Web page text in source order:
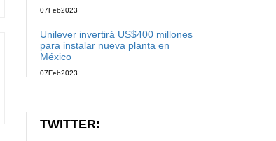
07Feb2023
Unilever invertirá US$400 millones
para instalar nueva planta en
México
07Feb2023
TWITTER: